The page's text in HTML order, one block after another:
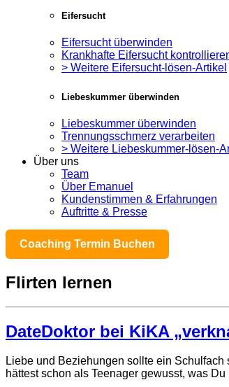
Eifersucht
Eifersucht überwinden
Krankhafte Eifersucht
> Weitere Eifersucht-lösen-Artikel
Liebeskummer überwinden
Liebeskummer überwinden
Trennungsschmerz verarbeiten
> Weitere Liebeskummer-lösen-
Über uns
Team
Über Emanuel
Kundenstimmen & Erfahrungen
Auftritte & Presse
Coaching Termin Buchen
Flirten lernen
DateDoktor bei KiKA
Liebe und Beziehungen sollte ein
hättest schon als Teenager gewusst, was